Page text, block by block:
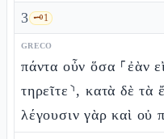
3 🗝️1
GRECO
πάντα οὖν ὅσα ⸀ἐὰν
τηρεῖτε⸃, κατὰ δὲ τὰ
λέγουσιν γὰρ καὶ οὐ